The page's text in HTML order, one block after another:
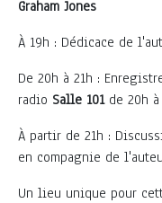
Graham Jones
À 19h : Dédicace de
De 20h à 21h :
radio Salle 101de 20h à
À partir de 21h :
en compagnie de
Un lieu unique pour